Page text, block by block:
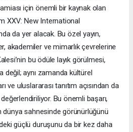
için önemli bir kaynak olan
XXV: New International
da yer alacak. Bu özel yayın,
akademiler ve mimarlık çevrelerine
bu ödüle layık görülmesi,
değil; aynı zamanda kültürel
ve uluslararası tanıtım açısından da
Bu önemli başarı,
dünya sahnesinde görünürlüğünü
güçlü duruşunu da bir kez daha